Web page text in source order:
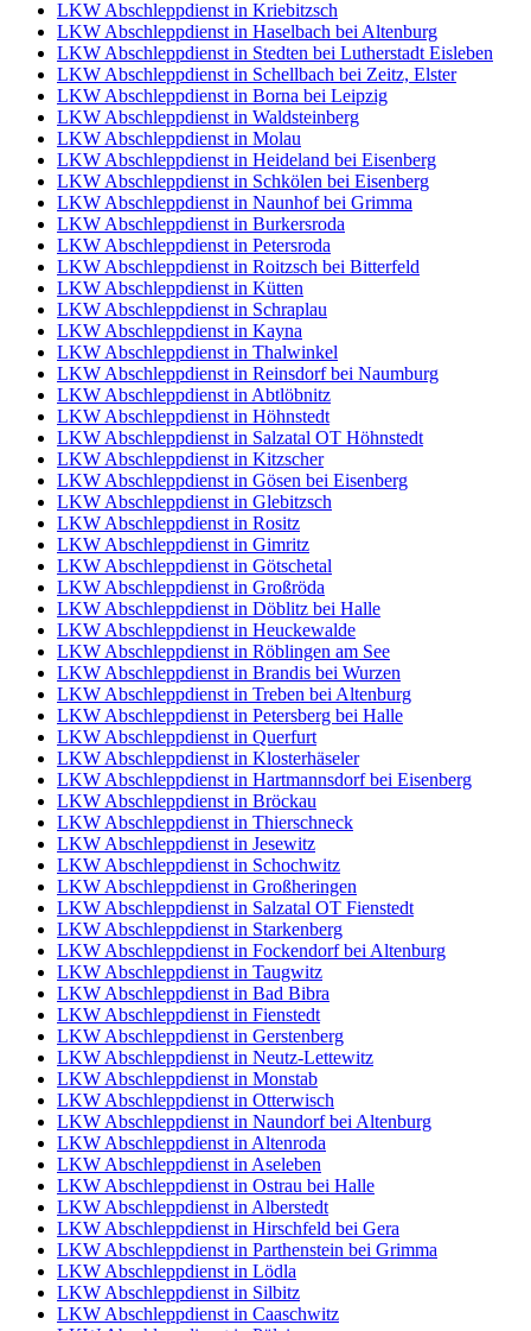
LKW Abschleppdienst in Kriebitzsch
LKW Abschleppdienst in Haselbach bei Altenburg
LKW Abschleppdienst in Stedten bei Lutherstadt Eisleben
LKW Abschleppdienst in Schellbach bei Zeitz, Elster
LKW Abschleppdienst in Borna bei Leipzig
LKW Abschleppdienst in Waldsteinberg
LKW Abschleppdienst in Molau
LKW Abschleppdienst in Heideland bei Eisenberg
LKW Abschleppdienst in Schkölen bei Eisenberg
LKW Abschleppdienst in Naunhof bei Grimma
LKW Abschleppdienst in Burkersroda
LKW Abschleppdienst in Petersroda
LKW Abschleppdienst in Roitzsch bei Bitterfeld
LKW Abschleppdienst in Kütten
LKW Abschleppdienst in Schraplau
LKW Abschleppdienst in Kayna
LKW Abschleppdienst in Thalwinkel
LKW Abschleppdienst in Reinsdorf bei Naumburg
LKW Abschleppdienst in Abtlöbnitz
LKW Abschleppdienst in Höhnstedt
LKW Abschleppdienst in Salzatal OT Höhnstedt
LKW Abschleppdienst in Kitzscher
LKW Abschleppdienst in Gösen bei Eisenberg
LKW Abschleppdienst in Glebitzsch
LKW Abschleppdienst in Rositz
LKW Abschleppdienst in Gimritz
LKW Abschleppdienst in Götschetal
LKW Abschleppdienst in Großröda
LKW Abschleppdienst in Döblitz bei Halle
LKW Abschleppdienst in Heuckewalde
LKW Abschleppdienst in Röblingen am See
LKW Abschleppdienst in Brandis bei Wurzen
LKW Abschleppdienst in Treben bei Altenburg
LKW Abschleppdienst in Petersberg bei Halle
LKW Abschleppdienst in Querfurt
LKW Abschleppdienst in Klosterhäseler
LKW Abschleppdienst in Hartmannsdorf bei Eisenberg
LKW Abschleppdienst in Bröckau
LKW Abschleppdienst in Thierschneck
LKW Abschleppdienst in Jesewitz
LKW Abschleppdienst in Schochwitz
LKW Abschleppdienst in Großheringen
LKW Abschleppdienst in Salzatal OT Fienstedt
LKW Abschleppdienst in Starkenberg
LKW Abschleppdienst in Fockendorf bei Altenburg
LKW Abschleppdienst in Taugwitz
LKW Abschleppdienst in Bad Bibra
LKW Abschleppdienst in Fienstedt
LKW Abschleppdienst in Gerstenberg
LKW Abschleppdienst in Neutz-Lettewitz
LKW Abschleppdienst in Monstab
LKW Abschleppdienst in Otterwisch
LKW Abschleppdienst in Naundorf bei Altenburg
LKW Abschleppdienst in Altenroda
LKW Abschleppdienst in Aseleben
LKW Abschleppdienst in Ostrau bei Halle
LKW Abschleppdienst in Alberstedt
LKW Abschleppdienst in Hirschfeld bei Gera
LKW Abschleppdienst in Parthenstein bei Grimma
LKW Abschleppdienst in Lödla
LKW Abschleppdienst in Silbitz
LKW Abschleppdienst in Caaschwitz